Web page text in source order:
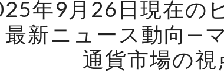
年
26
年9月26日現在の
最新ニュース動向—
通貨市場の視